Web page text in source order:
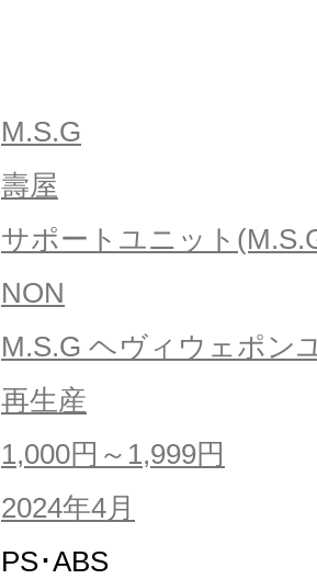
M.S.G
壽屋
サポートユニット
NON
M.S.G ヘヴィウェポン
再生産
1,000円～1,999円
2024年4月
PS･ABS